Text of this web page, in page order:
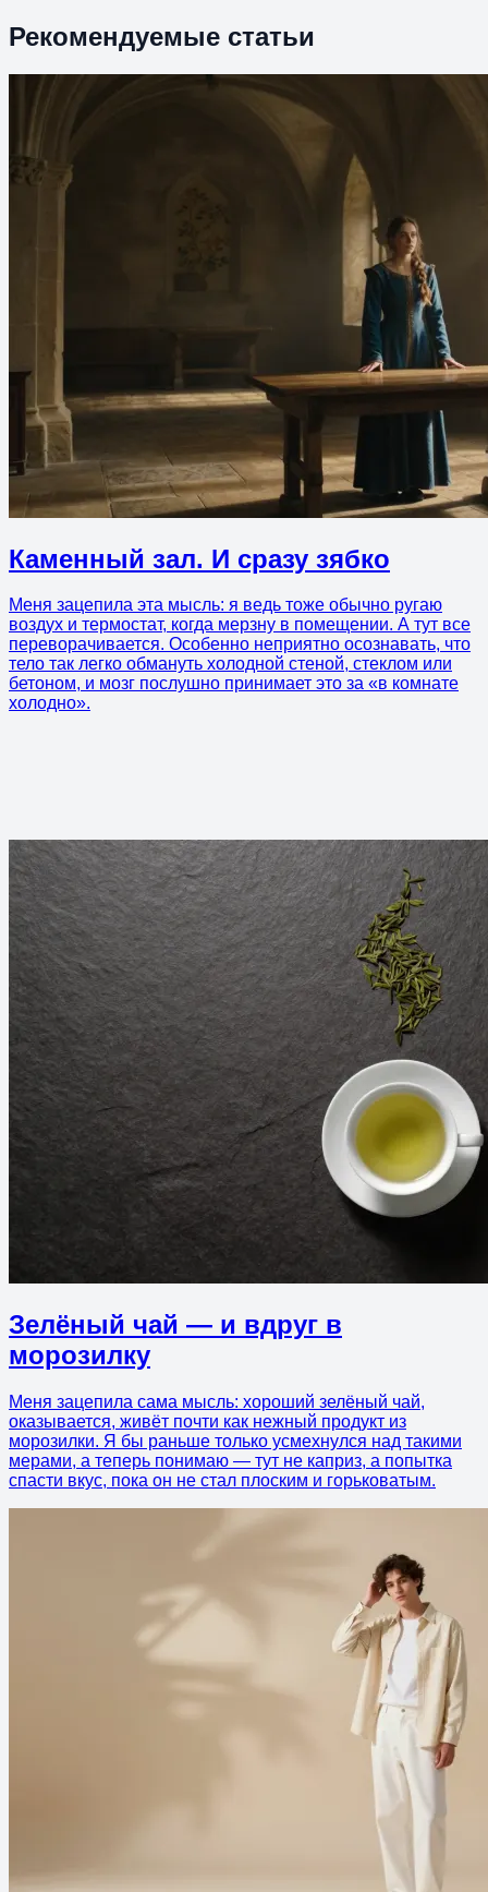
Рекомендуемые статьи
Каменный зал. И сразу зябко
Меня зацепила эта мысль: я ведь тоже обычно ругаю
воздух и термостат, когда мерзну в помещении. А тут все
переворачивается. Особенно неприятно осознавать, что
тело так легко обмануть холодной стеной, стеклом или
бетоном, и мозг послушно принимает это за «в комнате
холодно».
Зелёный чай — и вдруг в
морозилку
Меня зацепила сама мысль: хороший зелёный чай,
оказывается, живёт почти как нежный продукт из
морозилки. Я бы раньше только усмехнулся над такими
мерами, а теперь понимаю — тут не каприз, а попытка
спасти вкус, пока он не стал плоским и горьковатым.